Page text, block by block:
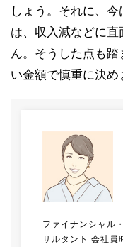
しょう。それに、
は、収入減などに
ん。そうした点も
い金額で慎重に決め
ファイナンシャル
サルタント 会社員